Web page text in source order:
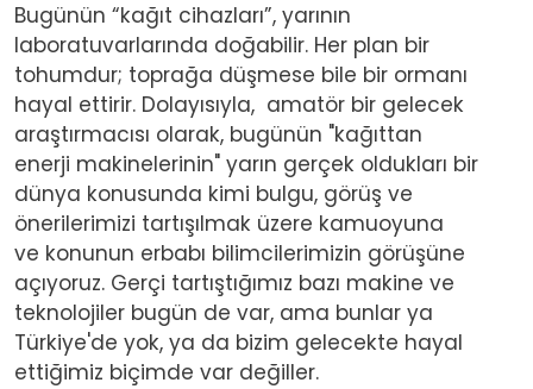
Bugünün “kağıt cihazları”, yarının
laboratuvarlarında doğabilir. Her plan bir
tohumdur; toprağa düşmese bile bir ormanı
hayal ettirir. Dolayısıyla, amatör bir gelecek
araştırmacısı olarak, bugünün "kağıttan
enerji makinelerinin" yarın gerçek oldukları bir
dünya konusunda kimi bulgu, görüş ve
önerilerimizi tartışılmak üzere kamuoyuna
ve konunun erbabı bilimcilerimizin görüşüne
açıyoruz. Gerçi tartıştığımız bazı makine ve
teknolojiler bugün de var, ama bunlar ya
Türkiye'de yok, ya da bizim gelecekte hayal
ettiğimiz biçimde var değiller.